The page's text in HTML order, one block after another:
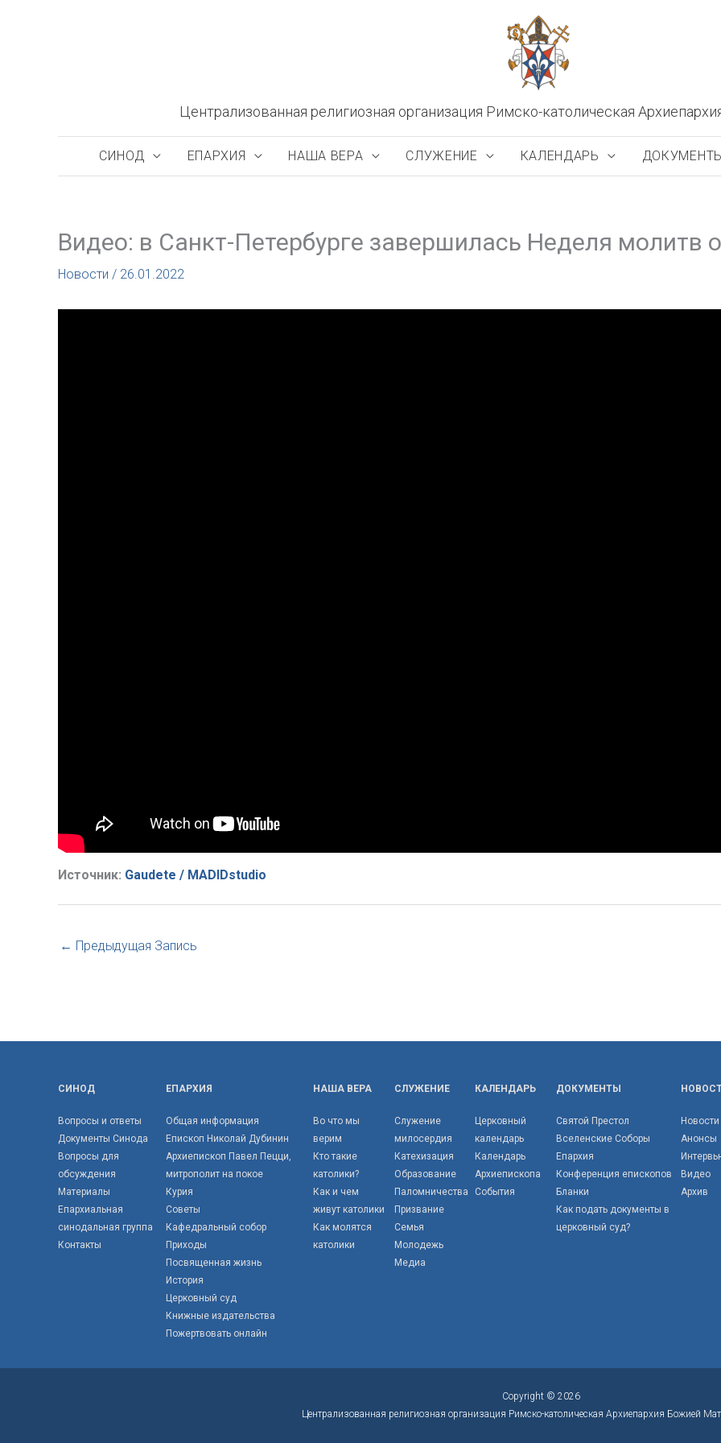
Централизованная религиозная организация Римско-католическая
СИНОД ЕПАРХИЯ НАША ВЕРА СЛУЖЕНИЕ КАЛЕНДАРЬ
Видео: в Санкт-Петербурге завершилась Неделя молитв
Новости / 26.01.2022
Источник: Gaudete / MADIDstudio
← Предыдущая Запись
СИНОД
Вопросы и ответы
Документы Синода
Вопросы для
обсуждения
Материалы
Епархиальная
синодальная группа
Контакты
ЕПАРХИЯ
Общая информация
Епископ Николай Дубинин
Архиепископ Павел Пецци,
митрополит на покое
Курия
Советы
Кафедральный собор
Приходы
Посвященная жизнь
История
Церковный суд
Книжные издательства
Пожертвовать онлайн
НАША ВЕРА
Во что мы
верим
Кто такие
католики?
Как и чем
живут католики
Как молятся
католики
СЛУЖЕНИЕ
Служение
милосердия
Катехизация
Образование
Паломничества
Призвание
Семья
Молодежь
Медиа
КАЛЕНДАРЬ
Церковный
календарь
Календарь
Архиепископа
События
ДОКУМЕНТЫ
Святой Престол
Вселенские Соборы
Епархия
Конференция епископов
Бланки
Как подать документы в
церковный суд?
Новости
Анонсы
Видео
Архив
Copyright © 2026
Централизованная религиозная организация Римско-католическая Архиепархия Божией